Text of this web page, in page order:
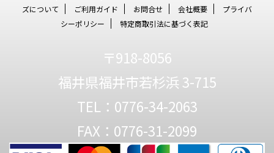
ズについて
ご利用ガイド お問合せ 会社概要
プライバ
シーポリシー
特定商取引法に基づく表記
〒918-8056
福井県福井市若杉浜 3-715
TEL：0776-34-2063
FAX：0776-31-2099